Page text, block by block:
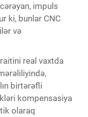
impuls
ki, bunlar CNC
və
real vaxtda
birtərəfli
kompensasiya
olaraq